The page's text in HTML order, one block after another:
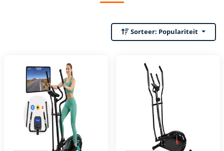
Sorteer: Populariteit